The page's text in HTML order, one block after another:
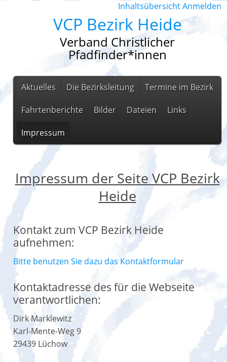
InhaltsübersichtAnmelden
VCP Bezirk Heide
Verband Christlicher
Pfadfinder*innen
Aktuelles Die Bezirksleitung Termine im Bezirk
Fahrtenberichte Bilder Dateien Links
Impressum
Impressum der Seite VCP Bezirk
Heide
Kontakt zum VCP Bezirk Heide
aufnehmen:
Bitte benutzen Sie dazu das Kontaktformular
Kontaktadresse des für die Webseite
verantwortlichen:
Dirk Marklewitz
Karl-Mente-Weg 9
29439 Lüchow